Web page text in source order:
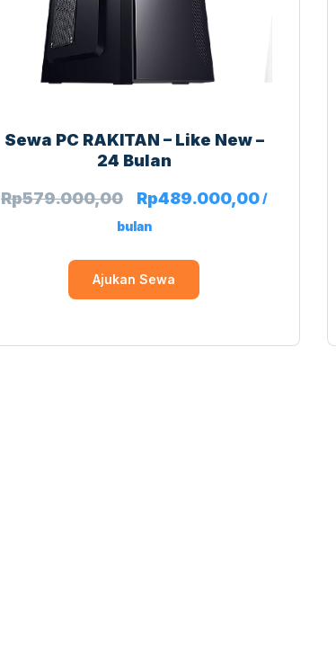
Sewa PC RAKITAN – Like New –
24 Bulan
Rp579.000,00 Rp489.000,00/
bulan
Ajukan Sewa